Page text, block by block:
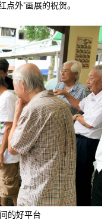
外”画展的祝贺。
的好平台